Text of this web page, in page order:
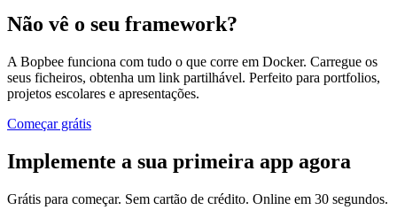
Não vê o seu framework?
A Bopbee funciona com tudo o que corre em Docker. Carregue os
seus ficheiros, obtenha um link partilhável. Perfeito para portfolios,
projetos escolares e apresentações.
Começar grátis
Implemente a sua primeira app agora
Grátis para começar. Sem cartão de crédito. Online em 30 segundos.